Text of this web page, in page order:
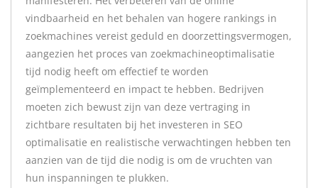
vindbaarheid en het behalen van hogere rankings in
zoekmachines vereist geduld en doorzettingsvermogen,
aangezien het proces van zoekmachineoptimalisatie
tijd nodig heeft om effectief te worden
geïmplementeerd en impact te hebben. Bedrijven
moeten zich bewust zijn van deze vertraging in
zichtbare resultaten bij het investeren in SEO
optimalisatie en realistische verwachtingen hebben ten
aanzien van de tijd die nodig is om de vruchten van
hun inspanningen te plukken.